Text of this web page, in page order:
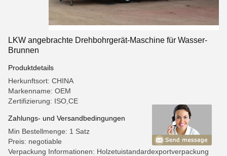
LKW angebrachte Drehbohrgerät-Maschine für Wasser-
Brunnen
Produktdetails
Herkunftsort: CHINA
Markenname: OEM
Zertifizierung: ISO,CE
Zahlungs- und Versandbedingungen
Min Bestellmenge: 1 Satz
Preis: negotiable
Verpackung Informationen: Holzetuistandardexportverpackung